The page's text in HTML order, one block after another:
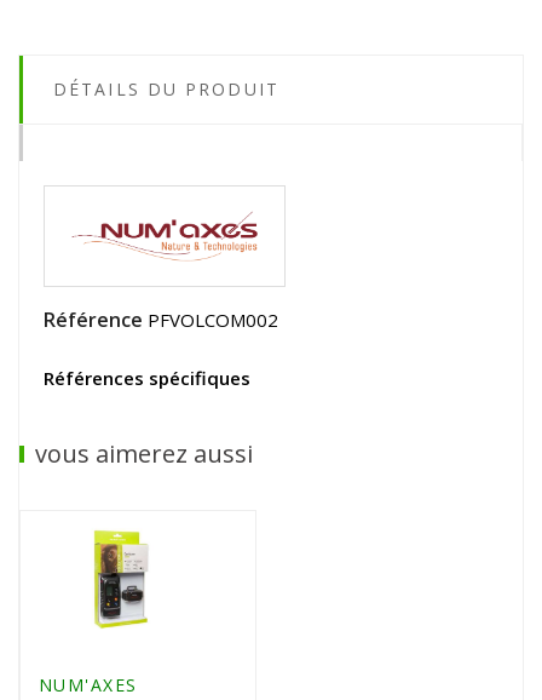
DÉTAILS DU PRODUIT
Référence PFVOLCOM002
Références spécifiques
vous aimerez aussi
NUM'AXES